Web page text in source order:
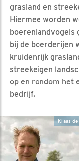
grasland en
Hiermee worden
boerenlandvogels
bij de boerderijen
kruidenrijk
streekeigen
op en rondom het
bedrijf.
Klaas de